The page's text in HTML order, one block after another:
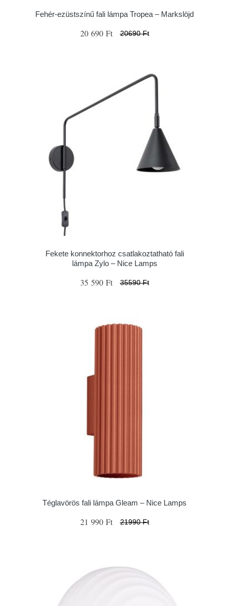
Fehér-ezüstszínű fali lámpa Tropea – Markslöjd
20 690 Ft 20690 Ft
Fekete konnektorhoz csatlakoztatható fali
lámpa Zylo – Nice Lamps
35 590 Ft 35590 Ft
Téglavörös fali lámpa Gleam – Nice Lamps
21 990 Ft 21990 Ft